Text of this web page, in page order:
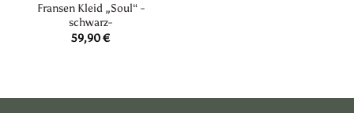
Fransen Kleid „Soul“ -
schwarz-
59,90€